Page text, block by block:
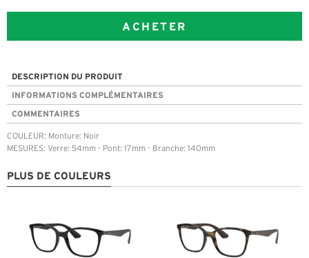
ACHETER
DESCRIPTION DU PRODUIT
INFORMATIONS COMPLÉMENTAIRES
COMMENTAIRES
COULEUR: Monture: Noir
MESURES: Verre: 54mm - Pont: 17mm - Branche: 140mm
PLUS DE COULEURS